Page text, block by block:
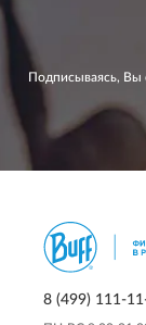
Подписываясь, Вы
8 (499) 111-